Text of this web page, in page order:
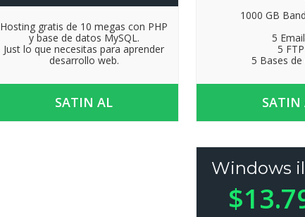
Hosting gratis de 10 megas con PHP
y base de datos MySQL.
Just lo que necesitas para aprender
desarrollo web.
SATIN AL
1000 GB
5
5 FTP
5 Bases
SATIN
Windows